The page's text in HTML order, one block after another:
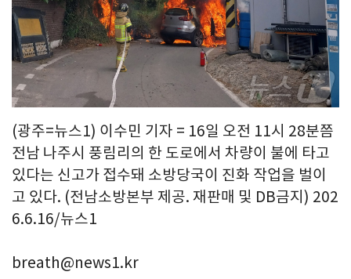
(광주=뉴스1) 이수민 기자 = 16일 오전 11시 28분쯤
전남 나주시 풍림리의 한 도로에서 차량이 불에 타고
있다는 신고가 접수돼 소방당국이 진화 작업을 벌이
고 있다. (전남소방본부 제공. 재판매 및 DB금지) 202
6.6.16/뉴스1
breath@news1.kr